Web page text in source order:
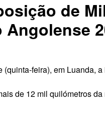
de
Angolense
feira), em Luanda,
de 12 mil quilómetros